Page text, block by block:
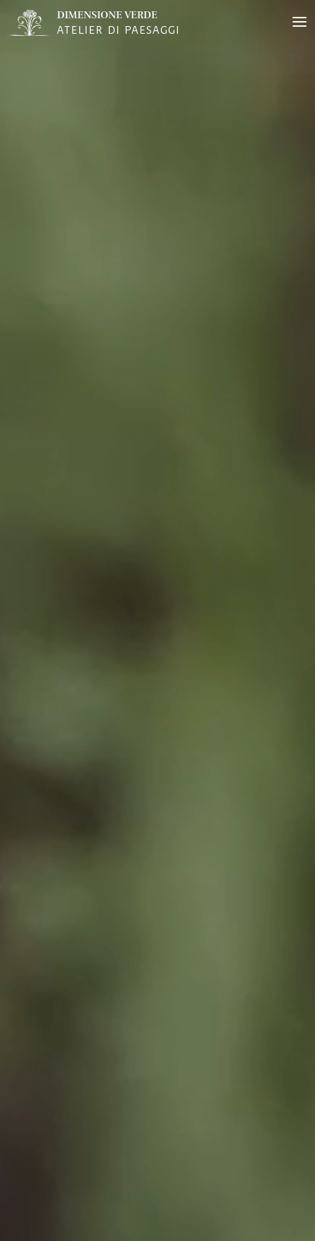
DIMENSIONE VERDE
ATELIER DI PAESAGGI